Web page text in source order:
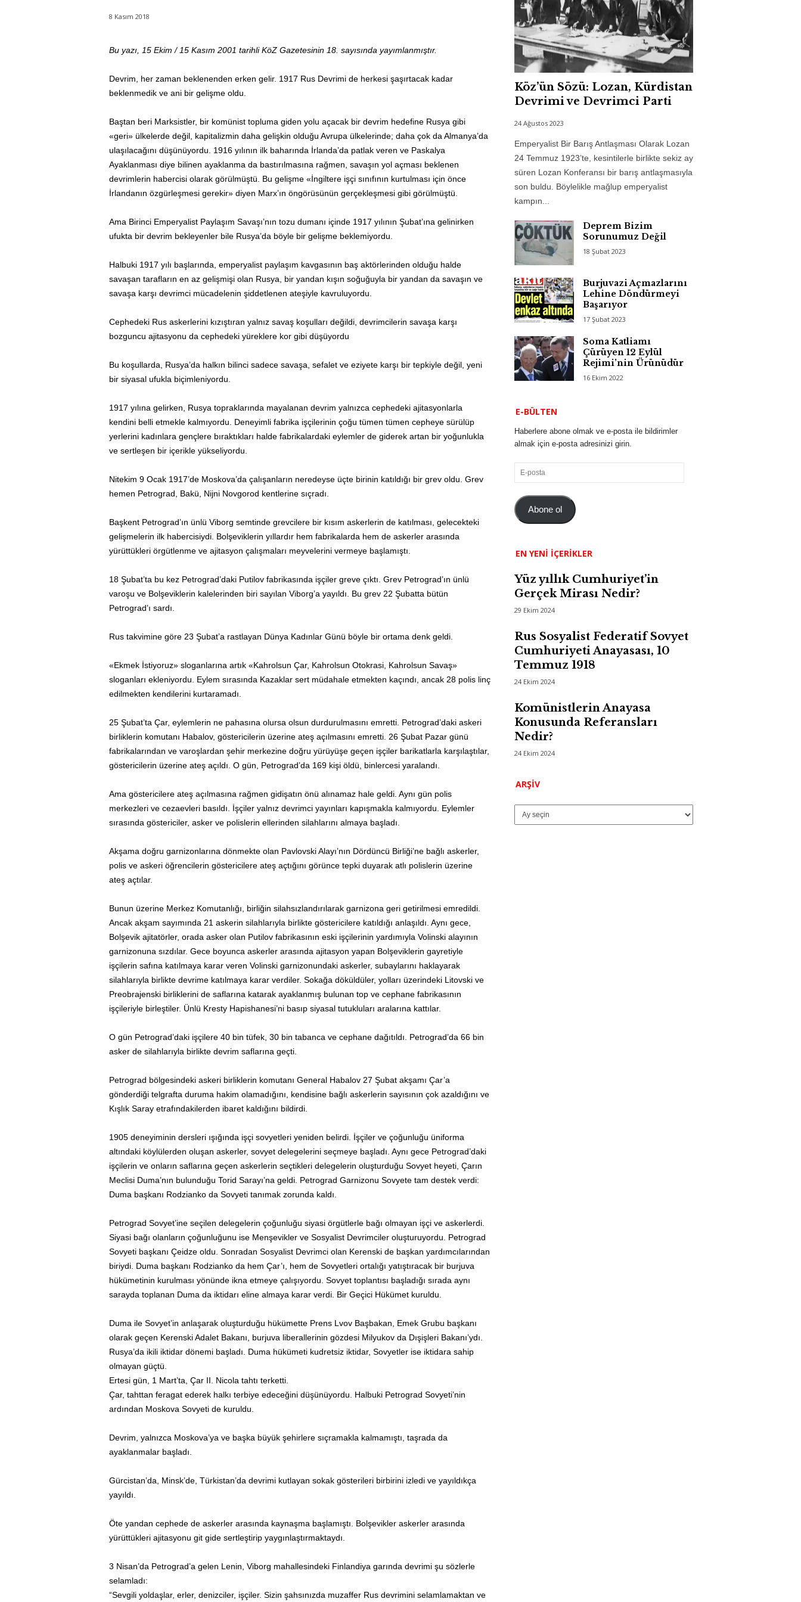
8 Kasım 2018
Bu yazı, 15 Ekim / 15 Kasım 2001 tarihli KöZ Gazetesinin 18. sayısında yayımlanmıştır.
Devrim, her zaman beklenenden erken gelir. 1917 Rus Devrimi de herkesi şaşırtacak kadar
beklenmedik ve ani bir gelişme oldu.
Baştan beri Marksistler, bir komünist topluma giden yolu açacak bir devrim hedefine Rusya gibi
«geri» ülkelerde değil, kapitalizmin daha gelişkin olduğu Avrupa ülkelerinde; daha çok da Almanya’da
ulaşılacağını düşünüyordu. 1916 yılının ilk baharında İrlanda’da patlak veren ve Paskalya
Ayaklanması diye bilinen ayaklanma da bastırılmasına rağmen, savaşın yol açması beklenen
devrimlerin habercisi olarak görülmüştü. Bu gelişme «İngiltere işçi sınıfının kurtulması için önce
İrlandanın özgürleşmesi gerekir» diyen Marx’ın öngörüsünün gerçekleşmesi gibi görülmüştü.
Ama Birinci Emperyalist Paylaşım Savaşı’nın tozu dumanı içinde 1917 yılının Şubat’ına gelinirken
ufukta bir devrim bekleyenler bile Rusya’da böyle bir gelişme beklemiyordu.
Halbuki 1917 yılı başlarında, emperyalist paylaşım kavgasının baş aktörlerinden olduğu halde
savaşan tarafların en az gelişmişi olan Rusya, bir yandan kışın soğuğuyla bir yandan da savaşın ve
savaşa karşı devrimci mücadelenin şiddetlenen ateşiyle kavruluyordu.
Cephedeki Rus askerlerini kızıştıran yalnız savaş koşulları değildi, devrimcilerin savaşa karşı
bozguncu ajitasyonu da cephedeki yüreklere kor gibi düşüyordu
Bu koşullarda, Rusya’da halkın bilinci sadece savaşa, sefalet ve eziyete karşı bir tepkiyle değil, yeni
bir siyasal ufukla biçimleniyordu.
1917 yılına gelirken, Rusya topraklarında mayalanan devrim yalnızca cephedeki ajitasyonlarla
kendini belli etmekle kalmıyordu. Deneyimli fabrika işçilerinin çoğu tümen tümen cepheye sürülüp
yerlerini kadınlara gençlere bıraktıkları halde fabrikalardaki eylemler de giderek artan bir yoğunlukla
ve sertleşen bir içerikle yükseliyordu.
Nitekim 9 Ocak 1917’de Moskova’da çalışanların neredeyse üçte birinin katıldığı bir grev oldu. Grev
hemen Petrograd, Bakü, Nijni Novgorod kentlerine sıçradı.
Başkent Petrograd’ın ünlü Viborg semtinde grevcilere bir kısım askerlerin de katılması, gelecekteki
gelişmelerin ilk habercisiydi. Bolşeviklerin yıllardır hem fabrikalarda hem de askerler arasında
yürüttükleri örgütlenme ve ajitasyon çalışmaları meyvelerini vermeye başlamıştı.
18 Şubat’ta bu kez Petrograd’daki Putilov fabrikasında işçiler greve çıktı. Grev Petrograd’ın ünlü
varoşu ve Bolşeviklerin kalelerinden biri sayılan Viborg’a yayıldı. Bu grev 22 Şubatta bütün
Petrograd’ı sardı.
Rus takvimine göre 23 Şubat’a rastlayan Dünya Kadınlar Günü böyle bir ortama denk geldi.
«Ekmek İstiyoruz» sloganlarına artık «Kahrolsun Çar, Kahrolsun Otokrasi, Kahrolsun Savaş»
sloganları ekleniyordu. Eylem sırasında Kazaklar sert müdahale etmekten kaçındı, ancak 28 polis linç
edilmekten kendilerini kurtaramadı.
25 Şubat’ta Çar, eylemlerin ne pahasına olursa olsun durdurulmasını emretti. Petrograd’daki askeri
birliklerin komutanı Habalov, göstericilerin üzerine ateş açılmasını emretti. 26 Şubat Pazar günü
fabrikalarından ve varoşlardan şehir merkezine doğru yürüyüşe geçen işçiler barikatlarla karşılaştılar,
göstericilerin üzerine ateş açıldı. O gün, Petrograd’da 169 kişi öldü, binlercesi yaralandı.
Ama göstericilere ateş açılmasına rağmen gidişatın önü alınamaz hale geldi. Aynı gün polis
merkezleri ve cezaevleri basıldı. İşçiler yalnız devrimci yayınları kapışmakla kalmıyordu. Eylemler
sırasında göstericiler, asker ve polislerin ellerinden silahlarını almaya başladı.
Akşama doğru garnizonlarına dönmekte olan Pavlovski Alayı’nın Dördüncü Birliği’ne bağlı askerler,
polis ve askeri öğrencilerin göstericilere ateş açtığını görünce tepki duyarak atlı polislerin üzerine
ateş açtılar.
Bunun üzerine Merkez Komutanlığı, birliğin silahsızlandırılarak garnizona geri getirilmesi emredildi.
Ancak akşam sayımında 21 askerin silahlarıyla birlikte göstericilere katıldığı anlaşıldı. Aynı gece,
Bolşevik ajitatörler, orada asker olan Putilov fabrikasının eski işçilerinin yardımıyla Volinski alayının
garnizonuna sızdılar. Gece boyunca askerler arasında ajitasyon yapan Bolşeviklerin gayretiyle
işçilerin safına katılmaya karar veren Volinski garnizonundaki askerler, subaylarını haklayarak
silahlarıyla birlikte devrime katılmaya karar verdiler. Sokağa döküldüler, yolları üzerindeki Litovski ve
Preobrajenski birliklerini de saflarına katarak ayaklanmış bulunan top ve cephane fabrikasının
işçileriyle birleştiler. Ünlü Kresty Hapishanesi’ni basıp siyasal tutukluları aralarına kattılar.
O gün Petrograd’daki işçilere 40 bin tüfek, 30 bin tabanca ve cephane dağıtıldı. Petrograd’da 66 bin
asker de silahlarıyla birlikte devrim saflarına geçti.
Petrograd bölgesindeki askeri birliklerin komutanı General Habalov 27 Şubat akşamı Çar’a
gönderdiği telgrafta duruma hakim olamadığını, kendisine bağlı askerlerin sayısının çok azaldığını ve
Kışlık Saray etrafındakilerden ibaret kaldığını bildirdi.
1905 deneyiminin dersleri ışığında işçi sovyetleri yeniden belirdi. İşçiler ve çoğunluğu üniforma
altındaki köylülerden oluşan askerler, sovyet delegelerini seçmeye başladı. Aynı gece Petrograd’daki
işçilerin ve onların saflarına geçen askerlerin seçtikleri delegelerin oluşturduğu Sovyet heyeti, Çarın
Meclisi Duma’nın bulunduğu Torid Sarayı’na geldi. Petrograd Garnizonu Sovyete tam destek verdi:
Duma başkanı Rodzianko da Sovyeti tanımak zorunda kaldı.
Petrograd Sovyet’ine seçilen delegelerin çoğunluğu siyasi örgütlerle bağı olmayan işçi ve askerlerdi.
Siyasi bağı olanların çoğunluğunu ise Menşevikler ve Sosyalist Devrimciler oluşturuyordu. Petrograd
Sovyeti başkanı Çeidze oldu. Sonradan Sosyalist Devrimci olan Kerenski de başkan yardımcılarından
biriydi. Duma başkanı Rodzianko da hem Çar’ı, hem de Sovyetleri ortalığı yatıştıracak bir burjuva
hükümetinin kurulması yönünde ikna etmeye çalışıyordu. Sovyet toplantısı başladığı sırada aynı
sarayda toplanan Duma da iktidarı eline almaya karar verdi. Bir Geçici Hükümet kuruldu.
Duma ile Sovyet’in anlaşarak oluşturduğu hükümette Prens Lvov Başbakan, Emek Grubu başkanı
olarak geçen Kerenski Adalet Bakanı, burjuva liberallerinin gözdesi Milyukov da Dışişleri Bakanı’ydı.
Rusya’da ikili iktidar dönemi başladı. Duma hükümeti kudretsiz iktidar, Sovyetler ise iktidara sahip
olmayan güçtü.
Ertesi gün, 1 Mart’ta, Çar II. Nicola tahtı terketti.
Çar, tahttan feragat ederek halkı terbiye edeceğini düşünüyordu. Halbuki Petrograd Sovyeti’nin
ardından Moskova Sovyeti de kuruldu.
Devrim, yalnızca Moskova’ya ve başka büyük şehirlere sıçramakla kalmamıştı, taşrada da
ayaklanmalar başladı.
Gürcistan’da, Minsk’de, Türkistan’da devrimi kutlayan sokak gösterileri birbirini izledi ve yayıldıkça
yayıldı.
Öte yandan cephede de askerler arasında kaynaşma başlamıştı. Bolşevikler askerler arasında
yürüttükleri ajitasyonu git gide sertleştirip yaygınlaştırmaktaydı.
3 Nisan’da Petrograd’a gelen Lenin, Viborg mahallesindeki Finlandiya garında devrimi şu sözlerle
selamladı:
“Sevgili yoldaşlar, erler, denizciler, işçiler. Sizin şahsınızda muzaffer Rus devrimini selamlamaktan ve
Köz’ün Sözü: Lozan, Kürdistan
Devrimi ve Devrimci Parti
24 Ağustos 2023
Emperyalist Bir Barış Antlaşması Olarak Lozan
24 Temmuz 1923’te, kesintilerle birlikte sekiz ay
süren Lozan Konferansı bir barış antlaşmasıyla
son buldu. Böylelikle mağlup emperyalist
kampın...
Deprem Bizim
Sorunumuz Değil
18 Şubat 2023
Burjuvazi Açmazlarını
Lehine Döndürmeyi
Başarıyor
17 Şubat 2023
Soma Katliamı
Çürüyen 12 Eylül
Rejimi’nin Ürünüdür
16 Ekim 2022
E-BÜLTEN
Haberlere abone olmak ve e-posta ile bildirimler
almak için e-posta adresinizi girin.
E-
posta
Abone ol
EN YENI İÇERIKLER
Yüz yıllık Cumhuriyet’in
Gerçek Mirası Nedir?
29 Ekim 2024
Rus Sosyalist Federatif Sovyet
Cumhuriyeti Anayasası, 10
Temmuz 1918
24 Ekim 2024
Komünistlerin Anayasa
Konusunda Referansları
Nedir?
24 Ekim 2024
ARŞIV